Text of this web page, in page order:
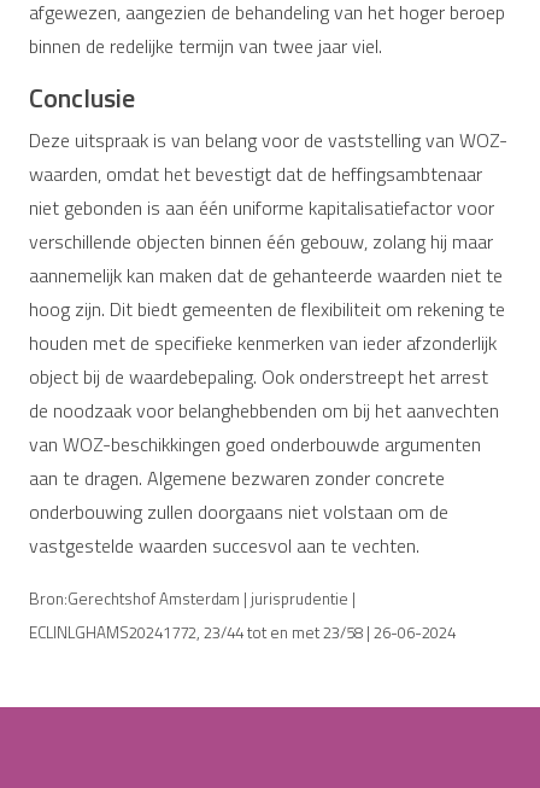
afgewezen, aangezien de behandeling van het hoger beroep
binnen de redelijke termijn van twee jaar viel.
Conclusie
Deze uitspraak is van belang voor de vaststelling van WOZ-
waarden, omdat het bevestigt dat de heffingsambtenaar
niet gebonden is aan één uniforme kapitalisatiefactor voor
verschillende objecten binnen één gebouw, zolang hij maar
aannemelijk kan maken dat de gehanteerde waarden niet te
hoog zijn. Dit biedt gemeenten de flexibiliteit om rekening te
houden met de specifieke kenmerken van ieder afzonderlijk
object bij de waardebepaling. Ook onderstreept het arrest
de noodzaak voor belanghebbenden om bij het aanvechten
van WOZ-beschikkingen goed onderbouwde argumenten
aan te dragen. Algemene bezwaren zonder concrete
onderbouwing zullen doorgaans niet volstaan om de
vastgestelde waarden succesvol aan te vechten.
Bron:Gerechtshof Amsterdam | jurisprudentie |
ECLINLGHAMS20241772, 23/44 tot en met 23/58 | 26-06-2024